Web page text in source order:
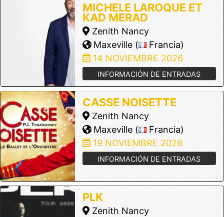
MICHELE LAROQUE ET
KAD MERAD
Zenith Nancy
Maxeville (
Francia)
14 NOVIEMBRE 2026
INFORMACIÓN DE ENTRADAS
CASSE NOISETTE
Zenith Nancy
Maxeville (
Francia)
19 NOVIEMBRE 2026
INFORMACIÓN DE ENTRADAS
PLK
Zenith Nancy